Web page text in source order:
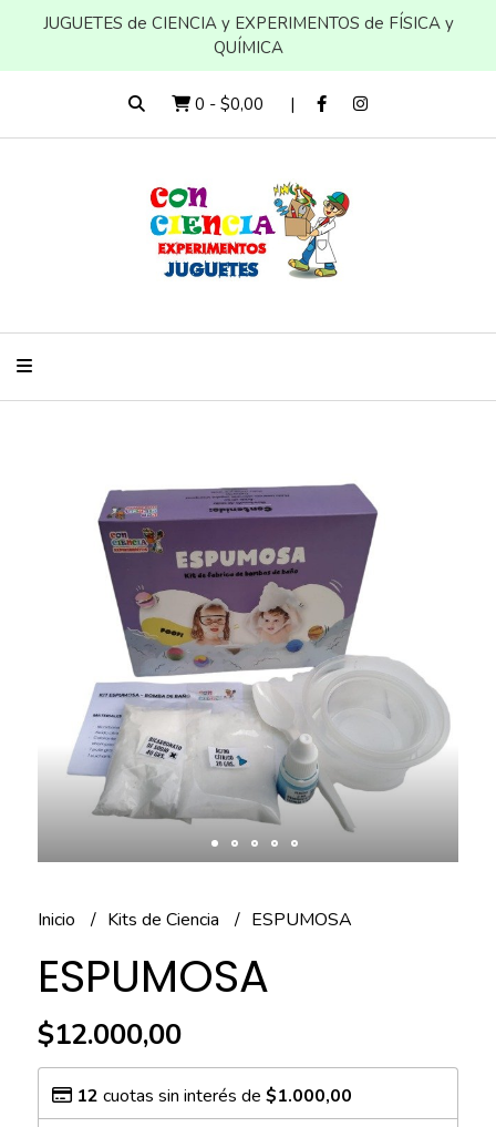
JUGUETES de CIENCIA y EXPERIMENTOS de FÍSICA y
QUÍMICA
0 - $0,00
Inicio Kits de Ciencia ESPUMOSA
ESPUMOSA
$12.000,00
12 cuotas sin interés de $1.000,00